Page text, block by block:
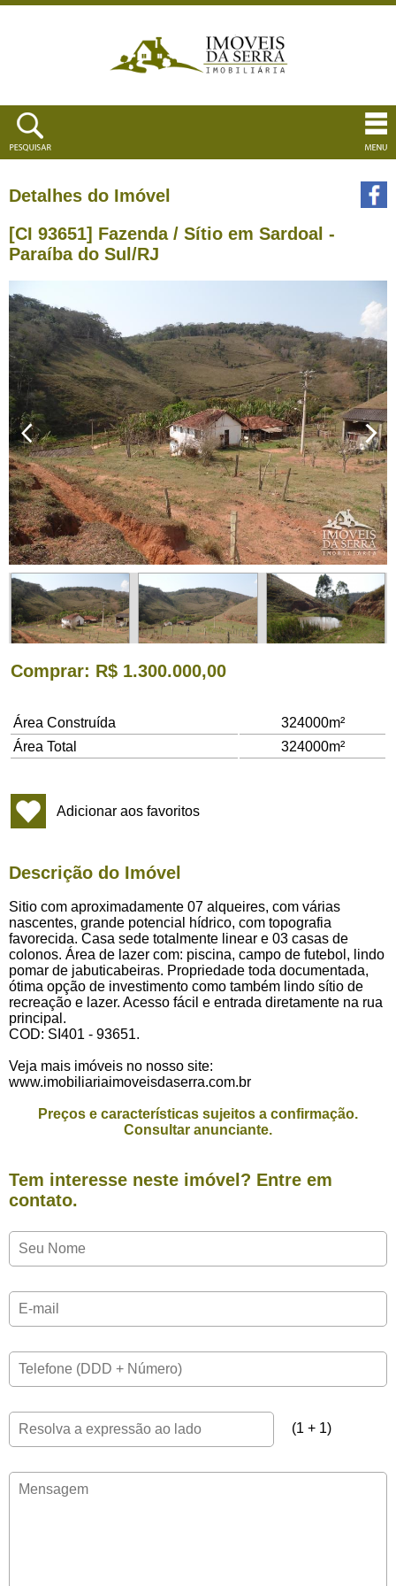
Detalhes do Imóvel
[CI 93651] Fazenda / Sítio em Sardoal -
Paraíba do Sul/RJ
Comprar: R$ 1.300.000,00
Área Construída
324000m²
Área Total
324000m²
Adicionar aos favoritos
Descrição do Imóvel
Sitio com aproximadamente 07 alqueires, com várias
nascentes, grande potencial hídrico, com topografia
favorecida. Casa sede totalmente linear e 03 casas de
colonos. Área de lazer com: piscina, campo de futebol, lindo
pomar de jabuticabeiras. Propriedade toda documentada,
ótima opção de investimento como também lindo sítio de
recreação e lazer. Acesso fácil e entrada diretamente na rua
principal.
COD: SI401 - 93651.
Veja mais imóveis no nosso site:
www.imobiliariaimoveisdaserra.com.br
Preços e características sujeitos a confirmação.
Consultar anunciante.
Tem interesse neste imóvel? Entre em
contato.
(1 + 1)